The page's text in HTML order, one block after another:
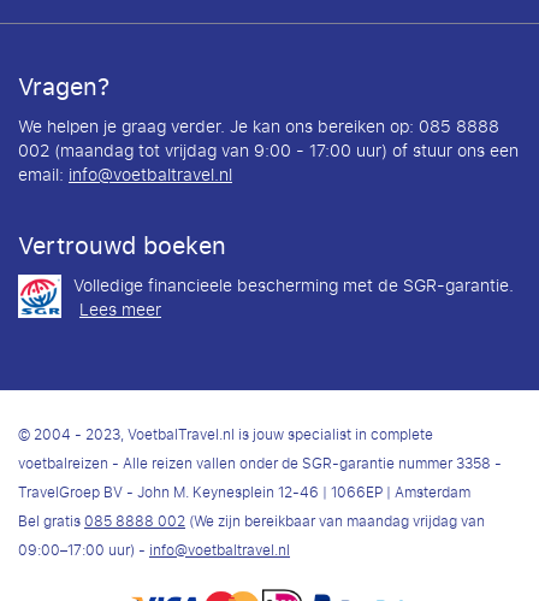
Vragen?
We helpen je graag verder. Je kan ons bereiken op: 085 8888
002 (maandag tot vrijdag van 9:00 - 17:00 uur) of stuur ons een
email: info@voetbaltravel.nl
Vertrouwd boeken
Volledige financieele bescherming met de SGR-garantie.
Lees meer
© 2004 - 2023, VoetbalTravel.nl is jouw specialist in complete
voetbalreizen - Alle reizen vallen onder de SGR-garantie nummer 3358 -
TravelGroep BV - John M. Keynesplein 12-46 | 1066EP | Amsterdam
Bel gratis085 8888 002(We zijn bereikbaar van maandag vrijdag van
09:00–17:00 uur) -info@voetbaltravel.nl